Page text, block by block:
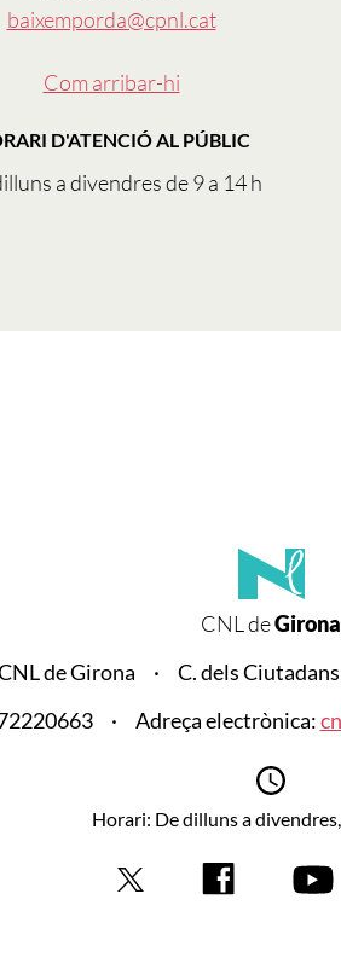
baixemporda@cpnl.cat
Com arribar-hi
D'ATENCIÓ AL PÚBLIC
a divendres de 9 a 14 h
CNL deGirona
de Girona
C. dels
Adreça electrònica:
Horari: De dilluns a